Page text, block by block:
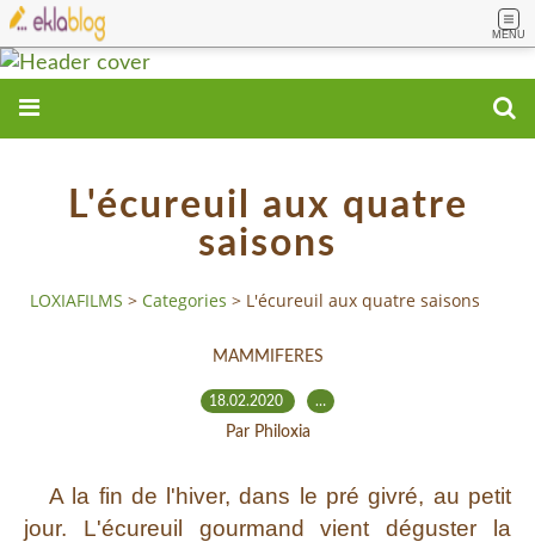
MENU
L'écureuil aux quatre
saisons
LOXIAFILMS > Categories > L'écureuil aux quatre saisons
MAMMIFERES
18.02.2020 …
Par Philoxia
A la fin de l'hiver, dans le pré givré, au petit
jour. L'écureuil gourmand vient déguster la